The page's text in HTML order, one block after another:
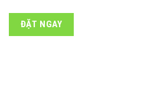
ĐẶT NGAY